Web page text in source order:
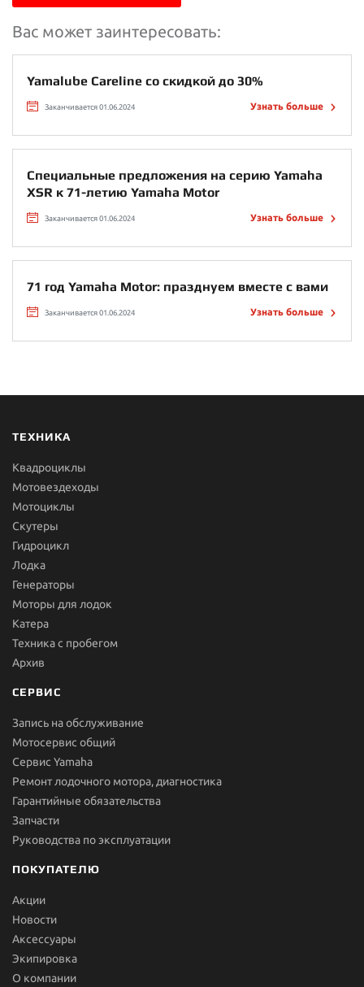
Вас может заинтересовать:
Yamalube Careline со скидкой до 30%
Заканчивается 01.06.2024 Узнать больше
Специальные предложения на серию Yamaha
XSR к 71-летию Yamaha Motor
Заканчивается 01.06.2024 Узнать больше
71 год Yamaha Motor: празднуем вместе с вами
Заканчивается 01.06.2024 Узнать больше
ТЕХНИКА
Квадроциклы
Мотовездеходы
Мотоциклы
Скутеры
Гидроцикл
Лодка
Генераторы
Моторы для лодок
Катера
Техника с пробегом
Архив
СЕРВИС
Запись на обслуживание
Мотосервис общий
Сервис Yamaha
Ремонт лодочного мотора, диагностика
Гарантийные обязательства
Запчасти
Руководства по эксплуатации
ПОКУПАТЕЛЮ
Акции
Новости
Aксессуары
Экипировка
О компании